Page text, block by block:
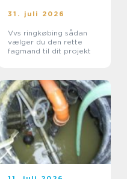
31. juli 2026
Vvs ringkøbing sådan
vælger du den rette
fagmand til dit projekt